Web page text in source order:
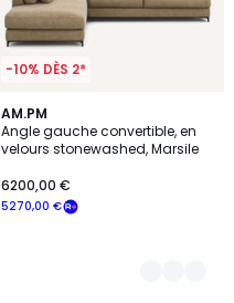
-10% DÈS 2*
AM.PM
Angle gauche convertible, en
velours stonewashed, Marsile
5270,00 €
6200,00 €
3
Couleurs